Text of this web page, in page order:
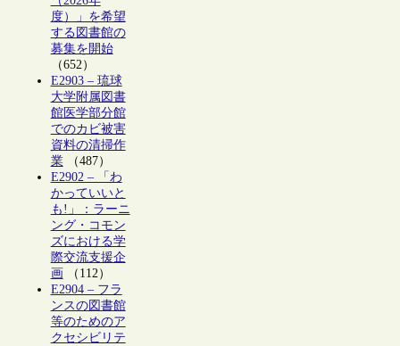
度）」を希望
する図書館の
募集を開始
（652）
E2903 – 琉球
大学附属図書
館医学部分館
でのカビ被害
資料の清掃作
業（487）
E2902 – 「わ
かっていいと
も!」：ラーニ
ング・コモン
ズにおける学
際交流支援企
画 （112）
E2904 – フラ
ンスの図書館
等のためのア
クセシビリテ